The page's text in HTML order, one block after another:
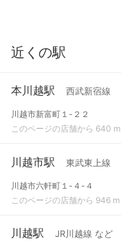
近くの駅
本川越駅 西武新宿線
川越市新富町１-２２
このページの店舗から 640 m
川越市駅 東武東上線
川越市六軒町１-４-４
このページの店舗から 946 m
川越駅 JR川越線 など